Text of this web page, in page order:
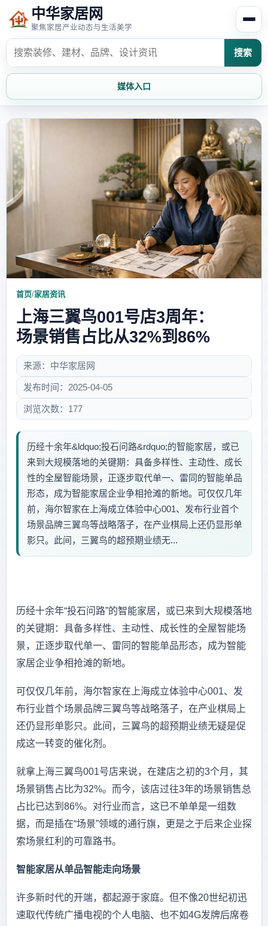
中华家居网
聚焦家居产业动态与生活美学
搜索
媒体入口
家居资讯
家居欣赏
装修设计
家居文化
家装攻略 创意家居
首页/家居资讯
上海三翼鸟001号店3周年：
场景销售占比从32%到86%
来源：中华家居网
发布时间：2025-04-05
浏览次数：177
历经十余年&ldquo;投石问路&rdquo;的智能家居，或已
来到大规模落地的关键期：具备多样性、主动性、成长
性的全屋智能场景，正逐步取代单一、雷同的智能单品
形态，成为智能家居企业争相抢滩的新地。可仅仅几年
前，海尔智家在上海成立体验中心001、发布行业首个
场景品牌三翼鸟等战略落子，在产业棋局上还仍显形单
影只。此间，三翼鸟的超预期业绩无...
历经十余年“投石问路”的智能家居，或已来到大规模落地
的关键期：具备多样性、主动性、成长性的全屋智能场
景，正逐步取代单一、雷同的智能单品形态，成为智能
家居企业争相抢滩的新地。
可仅仅几年前，海尔智家在上海成立体验中心001、发
布行业首个场景品牌三翼鸟等战略落子，在产业棋局上
还仍显形单影只。此间，三翼鸟的超预期业绩无疑是促
成这一转变的催化剂。
就拿上海三翼鸟001号店来说，在建店之初的3个月，其
场景销售占比为32%。而今，该店过往3年的场景销售总
占比已达到86%。对行业而言，这已不单单是一组数
据，而是插在“场景”领域的通行旗，更是之于后来企业探
索场景红利的可靠路书。
智能家居从单品智能走向场景
许多新时代的开端，都起源于家庭。但不像20世纪初迅
速取代传统广播电视的个人电脑、也不如4G发牌后席卷